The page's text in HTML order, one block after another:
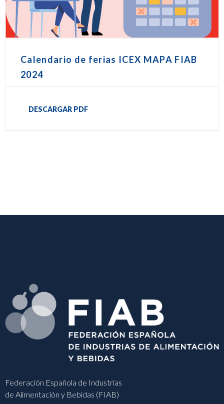
Calendario de ferias ICEX MAPA FIAB
2024
DESCARGAR PDF
Federación Española de Industrias
de Alimentación y Bebidas (FIAB)